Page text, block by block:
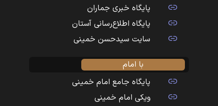
پایگاه خبری جماران
پایگاه اطلاع‌رسانی آستان
سایت سیدحسن خمینی
با امام
پایگاه جامع امام خمینی
ویکی امام خمینی